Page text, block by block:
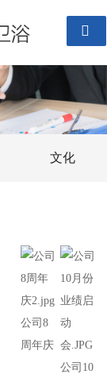

文化
公司8
周年庆
公司10